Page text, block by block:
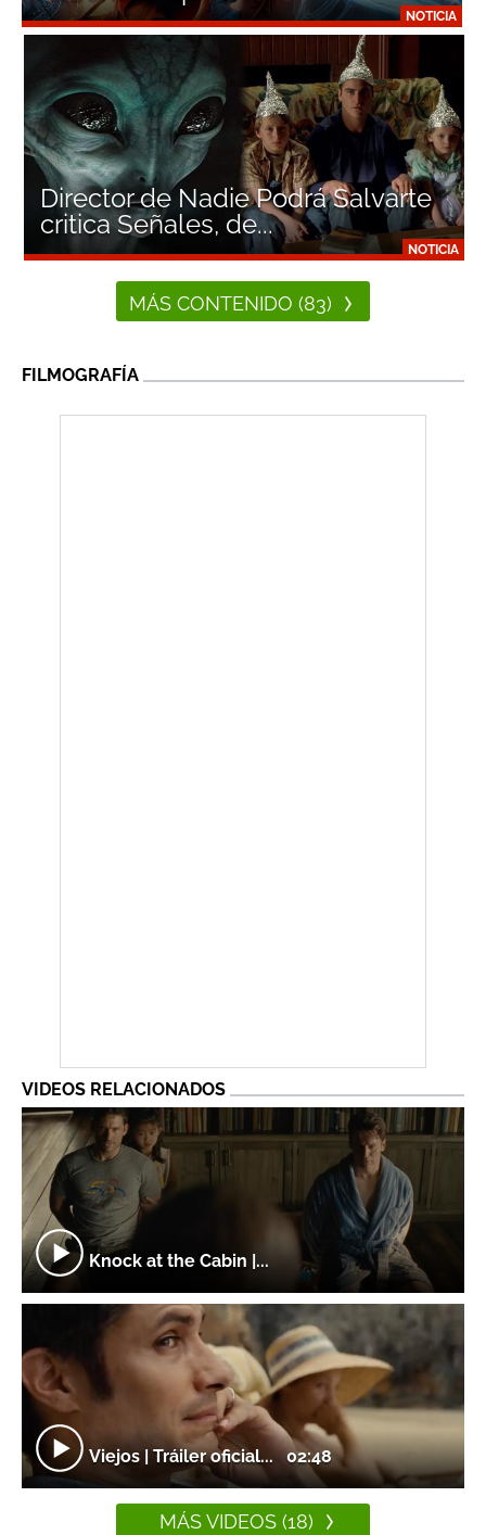
NOTICIA
NOTICIA
Director de Nadie Podrá Salvarte
critica Señales, de...
MÁS CONTENIDO (83)
FILMOGRAFÍA
VIDEOS RELACIONADOS
Knock at the Cabin |...
Viejos | Tráiler oficial...02:48
MÁS VIDEOS (18)